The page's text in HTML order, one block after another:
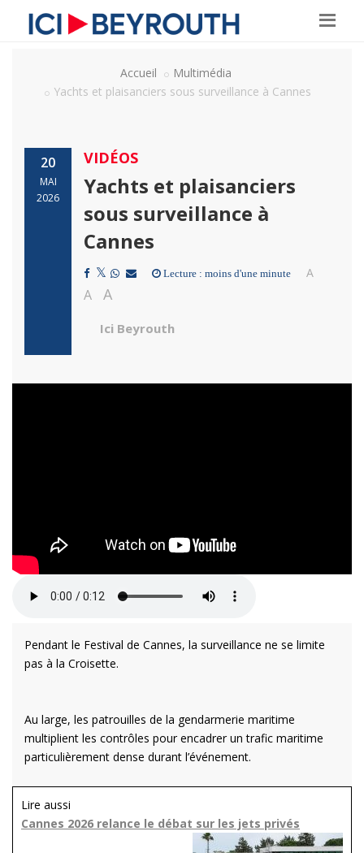
Accueil
Multimédia
Yachts et plaisanciers sous surveillance à Cannes
20
MAI
2026
VIDÉOS
Yachts et plaisanciers
sous surveillance à
Cannes
Lecture : moins d'une minute A
A A
Ici Beyrouth
Pendant le Festival de Cannes, la surveillance ne se limite
pas à la Croisette.
Au large, les patrouilles de la gendarmerie maritime
multiplient les contrôles pour encadrer un trafic maritime
particulièrement dense durant l’événement.
Lire aussi
Cannes 2026 relance le débat sur les jets privés